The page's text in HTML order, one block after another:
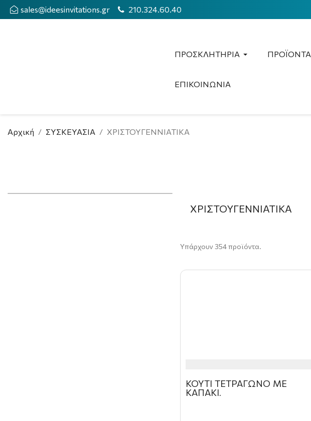
sales@ideesinvitations.gr 210.324.60.40
ΠΡΟΣΚΛΗΤΗΡΙΑ ΠΡΟΪΟΝΤΑ
ΕΠΙΚΟΙΝΩΝΙΑ
Αρχική ΣΥΣΚΕΥΑΣΙΑ ΧΡΙΣΤΟΥΓΕΝΝΙΑΤΙΚΑ
ΧΡΙΣΤΟΥΓΕΝΝΙΑΤΙΚΑ
Υπάρχουν 354 προϊόντα.
ΚΟΥΤΙ ΤΕΤΡΑΓΩΝΟ ΜΕ
ΚΑΠΑΚΙ.